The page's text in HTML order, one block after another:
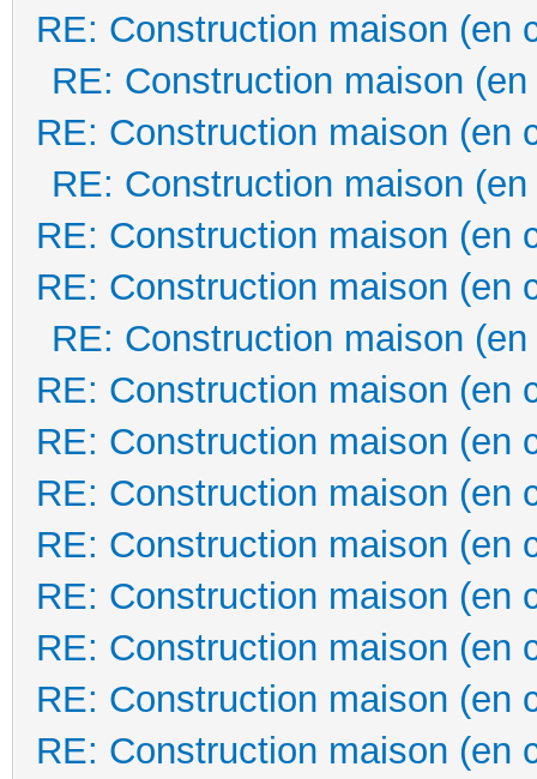
RE: Construction maison (en
RE: Construction maison
RE: Construction maison (en
RE: Construction maison
RE: Construction maison (en
RE: Construction maison (en
RE: Construction maison
RE: Construction maison (en
RE: Construction maison (en
RE: Construction maison (en
RE: Construction maison (en
RE: Construction maison (en
RE: Construction maison (en
RE: Construction maison (en
RE: Construction maison (en